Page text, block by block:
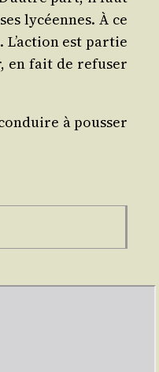
lycéennes. À ce
est par­tie
en fait de refu­ser
à pous­ser